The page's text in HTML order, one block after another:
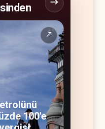
↗
100'e